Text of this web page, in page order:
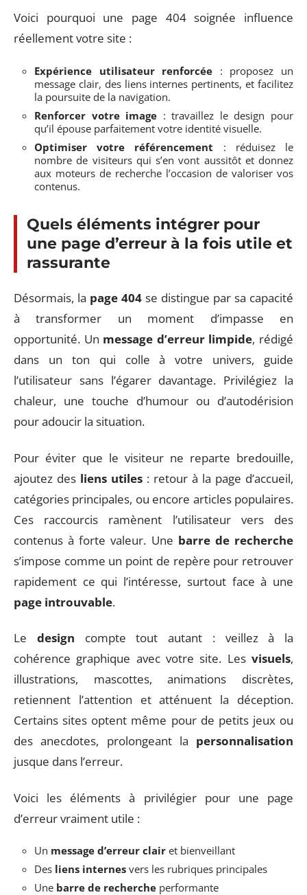
Voici pourquoi une page 404 soignée influence
réellement votre site :
Expérience utilisateur renforcée : proposez un
message clair, des liens internes pertinents, et facilitez
la poursuite de la navigation.
Renforcer votre image : travaillez le design pour
qu’il épouse parfaitement votre identité visuelle.
Optimiser votre référencement : réduisez le
nombre de visiteurs qui s’en vont aussitôt et donnez
aux moteurs de recherche l’occasion de valoriser vos
contenus.
Quels éléments intégrer pour
une page d’erreur à la fois utile et
rassurante
Désormais, la page 404 se distingue par sa capacité
à transformer un moment d’impasse en
opportunité. Un message d’erreur limpide, rédigé
dans un ton qui colle à votre univers, guide
l’utilisateur sans l’égarer davantage. Privilégiez la
chaleur, une touche d’humour ou d’autodérision
pour adoucir la situation.
Pour éviter que le visiteur ne reparte bredouille,
ajoutez des liens utiles : retour à la page d’accueil,
catégories principales, ou encore articles populaires.
Ces raccourcis ramènent l’utilisateur vers des
contenus à forte valeur. Une barre de recherche
s’impose comme un point de repère pour retrouver
rapidement ce qui l’intéresse, surtout face à une
page introuvable.
Le design compte tout autant : veillez à la
cohérence graphique avec votre site. Les visuels,
illustrations, mascottes, animations discrètes,
retiennent l’attention et atténuent la déception.
Certains sites optent même pour de petits jeux ou
des anecdotes, prolongeant la personnalisation
jusque dans l’erreur.
Voici les éléments à privilégier pour une page
d’erreur vraiment utile :
Un message d’erreur clair et bienveillant
Des liens internes vers les rubriques principales
Une barre de recherche performante